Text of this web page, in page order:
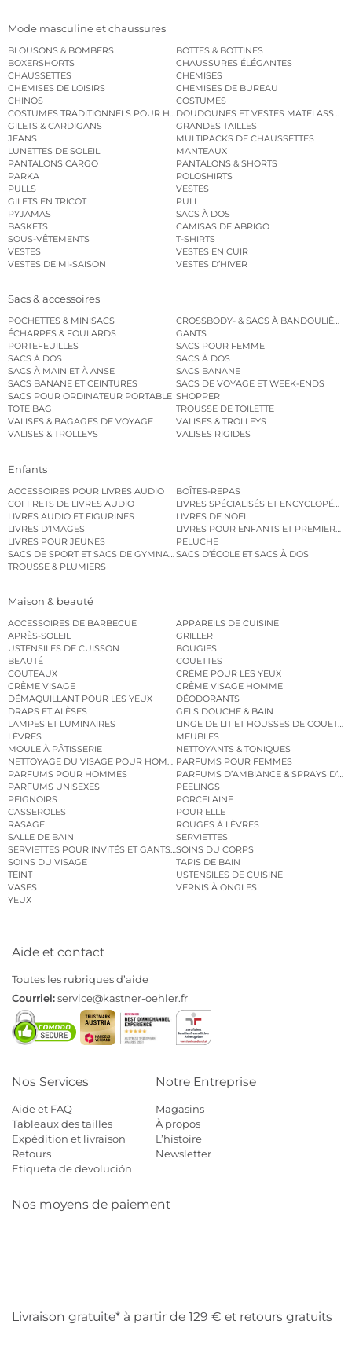
Mode masculine et chaussures
BLOUSONS & BOMBERS
BOTTES & BOTTINES
BOXERSHORTS
CHAUSSURES ÉLÉGANTES
CHAUSSETTES
CHEMISES
CHEMISES DE LOISIRS
CHEMISES DE BUREAU
CHINOS
COSTUMES
COSTUMES TRADITIONNELS POUR HOMMEDOUDOUNES ET VESTES MATELASSÉES
GILETS & CARDIGANS
GRANDES TAILLES
JEANS
MULTIPACKS DE CHAUSSETTES
LUNETTES DE SOLEIL
MANTEAUX
PANTALONS CARGO
PANTALONS & SHORTS
PARKA
POLOSHIRTS
PULLS
VESTES
GILETS EN TRICOT
PULL
PYJAMAS
SACS À DOS
BASKETS
CAMISAS DE ABRIGO
SOUS-VÊTEMENTS
T-SHIRTS
VESTES
VESTES EN CUIR
VESTES DE MI-SAISON
VESTES D’HIVER
Sacs & accessoires
POCHETTES & MINISACS
CROSSBODY- & SACS À BANDOULIÈRE
ÉCHARPES & FOULARDS
GANTS
PORTEFEUILLES
SACS POUR FEMME
SACS À DOS
SACS À DOS
SACS À MAIN ET À ANSE
SACS BANANE
SACS BANANE ET CEINTURES
SACS DE VOYAGE ET WEEK-ENDS
SACS POUR ORDINATEUR PORTABLE SHOPPER
TOTE BAG
TROUSSE DE TOILETTE
VALISES & BAGAGES DE VOYAGE
VALISES & TROLLEYS
VALISES & TROLLEYS
VALISES RIGIDES
Enfants
ACCESSOIRES POUR LIVRES AUDIO
BOÎTES-REPAS
COFFRETS DE LIVRES AUDIO
LIVRES SPÉCIALISÉS ET
LIVRES AUDIO ET FIGURINES
LIVRES DE NOËL
LIVRES D’IMAGES
LIVRES POUR ENFANTS ET PREMIERS
LIVRES POUR JEUNES
PELUCHE
SACS DE SPORT ET SACS DE GYMNASTIQUESACS D’ÉCOLE ET SACS À DOS
TROUSSE & PLUMIERS
Maison & beauté
ACCESSOIRES DE BARBECUE
APPAREILS DE CUISINE
APRÈS-SOLEIL
GRILLER
USTENSILES DE CUISSON
BOUGIES
BEAUTÉ
COUETTES
COUTEAUX
CRÈME POUR LES YEUX
CRÈME VISAGE
CRÈME VISAGE HOMME
DÉMAQUILLANT POUR LES YEUX
DÉODORANTS
DRAPS ET ALÈSES
GELS DOUCHE & BAIN
LAMPES ET LUMINAIRES
LINGE DE LIT ET HOUSSES DE COUETTE
LÈVRES
MEUBLES
MOULE À PÂTISSERIE
NETTOYANTS & TONIQUES
NETTOYAGE DU VISAGE POUR HOMMESPARFUMS POUR FEMMES
PARFUMS POUR HOMMES
PARFUMS D’AMBIANCE & SPRAYS
PARFUMS UNISEXES
PEELINGS
PEIGNOIRS
PORCELAINE
CASSEROLES
POUR ELLE
RASAGE
ROUGES À LÈVRES
SALLE DE BAIN
SERVIETTES
SERVIETTES POUR INVITÉS ET GANTS DE TOILETTE
SOINS DU CORPS
SOINS DU VISAGE
TAPIS DE BAIN
TEINT
USTENSILES DE CUISINE
VASES
VERNIS À ONGLES
YEUX
Aide et contact
Toutes les rubriques d’aide
Courriel:service@kastner-oehler.fr
Nos Services
Aide et FAQ
Tableaux des tailles
Expédition et livraison
Retours
Etiqueta de devolución
Notre Entreprise
Magasins
À propos
L’histoire
Newsletter
Nos moyens de paiement
Livraison gratuite* à partir de 129 € et retours gratuits